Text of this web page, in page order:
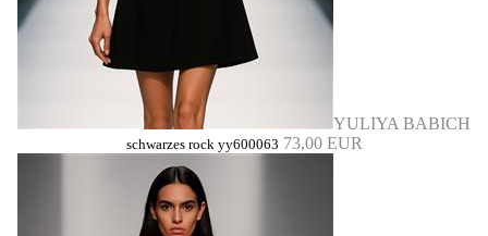
YULIYA BABICH
schwarzes rock yy600063 73,00 EUR